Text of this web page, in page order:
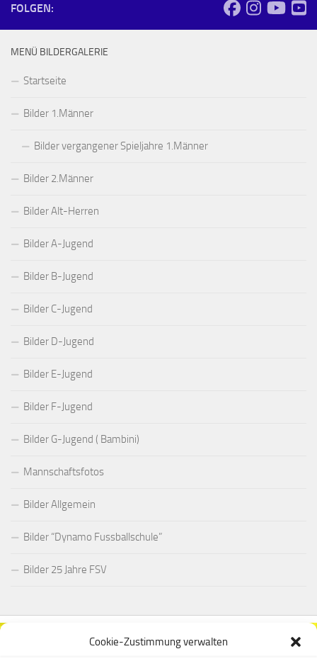
Cookie-Zustimmung verwalten
FOLGEN:
MENÜ BILDERGALERIE
Startseite
Bilder 1.Männer
Bilder vergangener Spieljahre 1.Männer
Bilder 2.Männer
Bilder Alt-Herren
Bilder A-Jugend
Bilder B-Jugend
Bilder C-Jugend
Bilder D-Jugend
Bilder E-Jugend
Bilder F-Jugend
Bilder G-Jugend ( Bambini)
Mannschaftsfotos
Bilder Allgemein
Bilder “Dynamo Fussballschule”
Bilder 25 Jahre FSV